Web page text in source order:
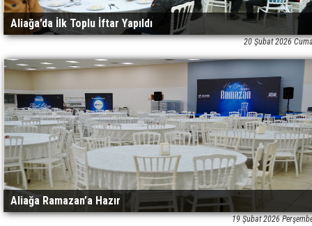
Aliağa’da İlk Toplu İftar Yapıldı
20 Şubat 2026
Aliağa Ramazan’a Hazır
19 Şubat 2026